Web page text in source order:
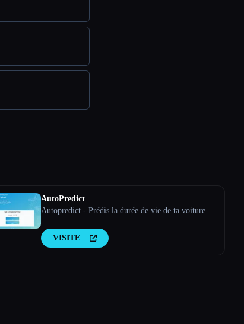
AutoPredict
Autopredict - Prédis la durée de vie de ta voiture
VISITE